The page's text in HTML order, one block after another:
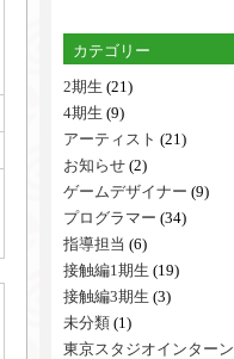
カテゴリー
2期生 (21)
4期生 (9)
アーティスト (21)
お知らせ (2)
ゲームデザイナー (9)
プログラマー (34)
指導担当 (6)
接触編1期生 (19)
接触編3期生 (3)
未分類 (1)
東京スタジオインターン